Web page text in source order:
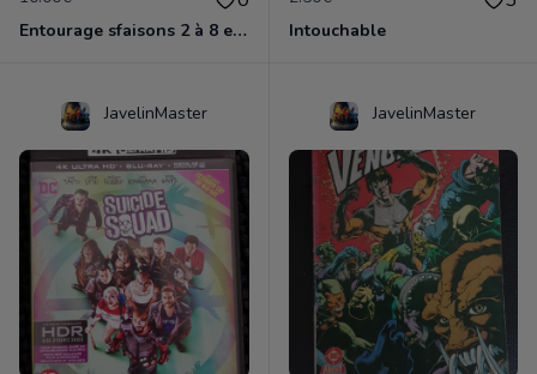
Entourage sfaisons 2 à 8 en dvd Intouchable
JavelinMaster JavelinMaster